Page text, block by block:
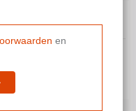
abonnement.
en